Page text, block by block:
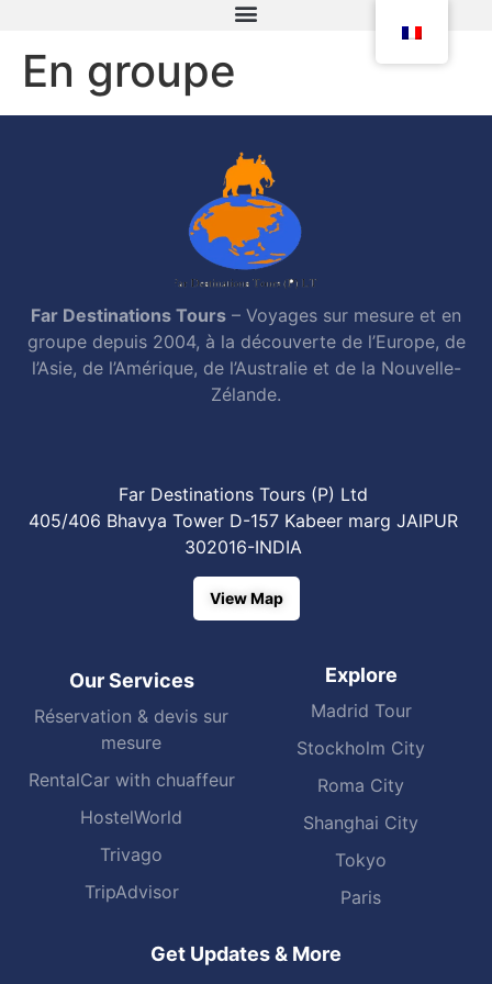
En groupe
Far Destinations Tours – Voyages sur mesure et en
groupe depuis 2004, à la découverte de l’Europe, de
l’Asie, de l’Amérique, de l’Australie et de la Nouvelle-
Zélande.
Far Destinations Tours (P) Ltd
405/406 Bhavya Tower D-157 Kabeer marg JAIPUR
302016-INDIA
View Map
Our Services
Réservation & devis sur
mesure
RentalCar with chuaffeur
HostelWorld
Trivago
TripAdvisor
Explore
Madrid Tour
Stockholm City
Roma City
Shanghai City
Tokyo
Paris
Get Updates & More